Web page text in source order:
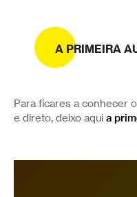
A PRIMEIRA
Para ficares a conhecer
e direto, deixo aqui a